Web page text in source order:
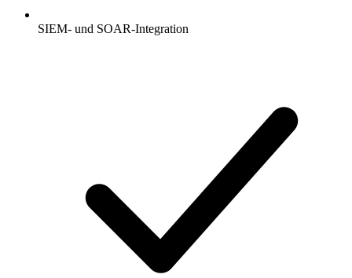
SIEM- und SOAR-Integration